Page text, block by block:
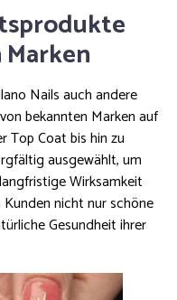
Nails auch andere
bekannten Marken auf
Top Coat bis hin zu
ausgewählt, um
Wirksamkeit
nicht nur schöne
Gesundheit ihrer